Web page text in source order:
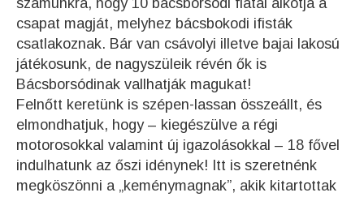
számunkra, hogy 10 bácsborsódi fiatal alkotja a
csapat magját, melyhez bácsbokodi ifisták
csatlakoznak. Bár van csávolyi illetve bajai lakosú
játékosunk, de nagyszüleik révén ők is
Bácsborsódinak vallhatják magukat!
Felnőtt keretünk is szépen-lassan összeállt, és
elmondhatjuk, hogy – kiegészülve a régi
motorosokkal valamint új igazolásokkal – 18 fővel
indulhatunk az őszi idénynek! Itt is szeretnénk
megköszönni a „keménymagnak”, akik kitartottak